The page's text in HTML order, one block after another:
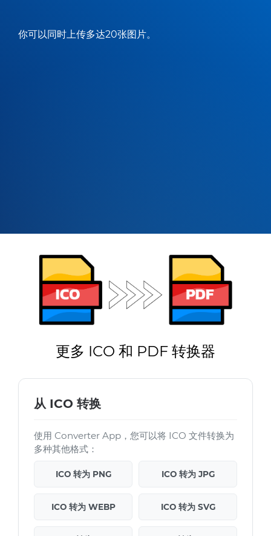
你可以同时上传多达20张图片。
更多 ICO 和 PDF 转换器
从 ICO 转换
使用 Converter App，您可以将 ICO 文件转换为
多种其他格式：
ICO 转为 PNG ICO 转为 JPG
ICO 转为 WEBP ICO 转为 SVG